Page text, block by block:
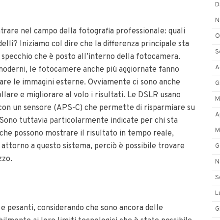
nel campo della fotografia professionale: quali
Iniziamo col dire che la differenza principale sta
che è posto all’interno della fotocamera.
le fotocamere anche più aggiornate fanno
le immagini esterne. Ovviamente ci sono anche
e migliorare al volo i risultati. Le DSLR usano
un sensore (APS-C) che permette di risparmiare su
tuttavia particolarmente indicate per chi sta
possono mostrare il risultato in tempo reale,
a questo sistema, perciò è possibile trovare
pesanti, considerando che sono ancora delle